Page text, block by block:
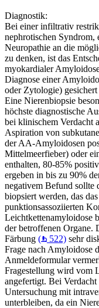
Diagnostik:
Bei einer infiltrativ
nephrotischen Syndrom,
Neuropathie an die
zu denken, ist das
myokardialer
Diagnose einer
oder Zytologie)
Eine Nierenbiopsie
höchste diagnostische
bei klinischem Verdacht
Aspiration von
der AA-Amyloidosen
Mittelmeerfieber) oder
enthalten, 80-85%
ergeben in bis zu 90%
negativem Befund sollte
biopsiert werden, das
punktionsassoziierten
Leichtkettenamyloidose
der betroffenen Organe.
Färbung ( 522) sehr
Frage nach Amyloidose
Anmeldeformular
Fragestellung wird vom
angefertigt. Bei
Untersuchung mit
unterbleiben, da ein